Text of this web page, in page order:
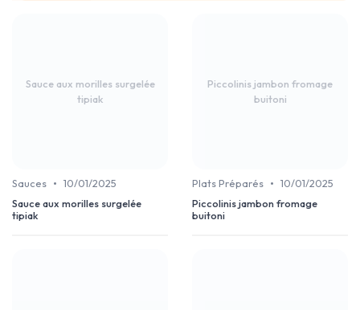
Sauce aux morilles surgelée
tipiak
Sauces • 10/01/2025
Sauce aux morilles surgelée
tipiak
Piccolinis jambon fromage
buitoni
Plats Préparés • 10/01/2025
Piccolinis jambon fromage
buitoni